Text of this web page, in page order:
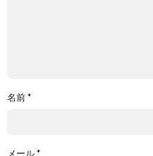
名前*
メール*